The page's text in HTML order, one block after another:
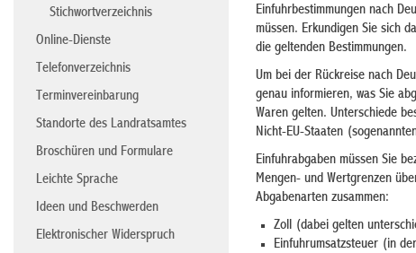
Stichwortverzeichnis
Online-Dienste
Telefonverzeichnis
Terminvereinbarung
Standorte des Landratsamtes
Broschüren und Formulare
Leichte Sprache
Ideen und Beschwerden
Elektronischer Widerspruch
Einfuhrbestimmungen nach
müssen. Erkundigen Sie sich
die geltenden Bestimmungen.
Um bei der Rückreise nach
genau informieren, was Sie
Waren gelten. Unterschiede
Nicht-EU-Staaten
Einfuhrabgaben müssen Sie
Mengen- und Wertgrenzen
Abgabenarten zusammen:
Zoll (dabei gelten
Einfuhrumsatzsteuer (in